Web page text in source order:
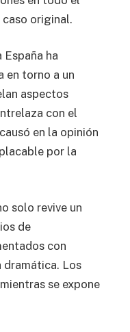
original.
ha
en torno a un
aspectos
con el
en la opinión
por la
solo revive un
de
con
dramática. Los
se expone